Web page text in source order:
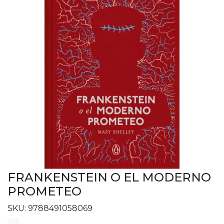
FRANKENSTEIN O EL MODERNO
PROMETEO
SKU: 9788491058069